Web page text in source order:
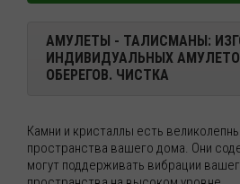
АМУЛЕТЫ - ТАЛИСМАНЫ:
ИНДИВИДУАЛЬНЫХ
ОБЕРЕГОВ. ЧИСТКА
Камни и кристаллы есть
пространства вашего дома. Они
могут поддерживать вибрации